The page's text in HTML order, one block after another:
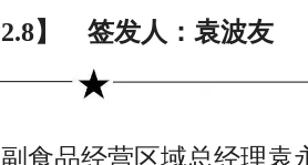
】 签发人：袁波友
食品经营区域总经理袁